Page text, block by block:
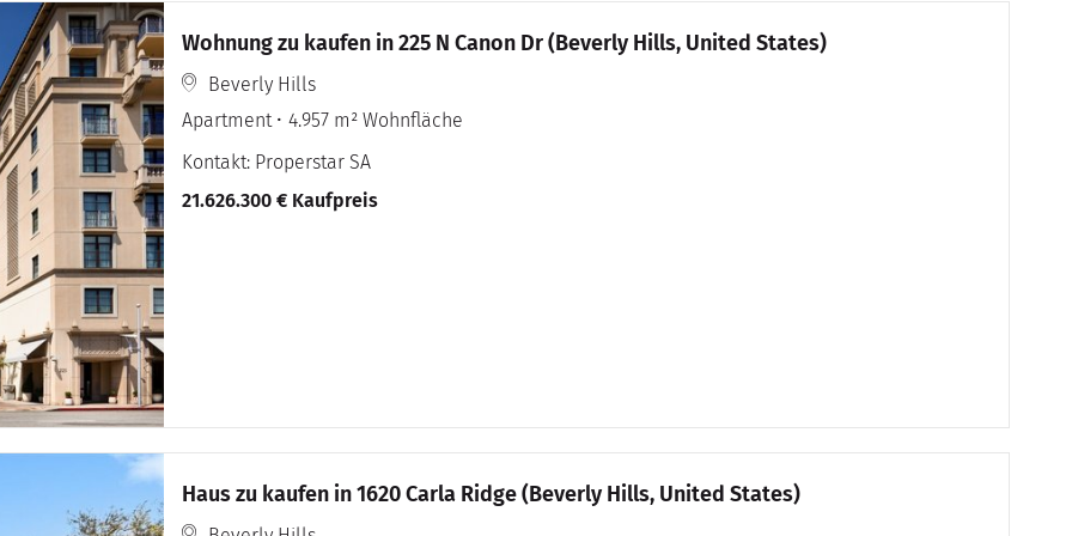
Wohnung zu kaufen in 225 N Canon Dr (Beverly Hills, United States)
Beverly Hills
Apartment
4.957 m² Wohnfläche
Kontakt: Properstar SA
21.626.300 € Kaufpreis
Haus zu kaufen in 1620 Carla Ridge (Beverly Hills, United States)